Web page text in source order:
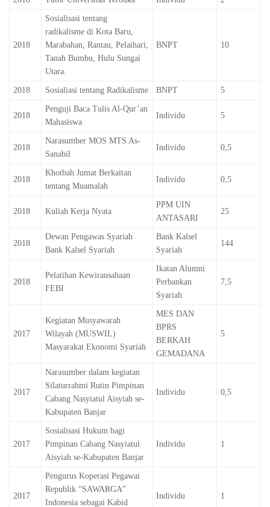
2018
Sosialisasi tentang
radikalisme di Kota Baru,
Marabahan, Rantau, Pelaihari,
Tanah Bumbu, Hulu Sungai
Utara.
BNPT 10
2018 Sosialiasi tentang Radikalisme BNPT 5
2018
Penguji Baca Tulis Al-Qur’an
Mahasiswa
Individu 5
2018
Narasumber MOS MTS As-
Sanabil
Individu 0,5
2018
Khotbah Jumat Berkaitan
tentang Muamalah
Individu 0,5
2018 Kuliah Kerja Nyata
PPM UIN
ANTASARI
25
2018
Dewan Pengawas Syariah
Bank Kalsel Syariah
Bank Kalsel
Syariah
144
2018
Pelatihan Kewirausahaan
FEBI
Ikatan Alumni
Perbankan
Syariah
7,5
2017
Kegiatan Musyawarah
Wilayah (MUSWIL)
Masyarakat Ekonomi Syariah
MES DAN
BPRS
BERKAH
GEMADANA
5
2017
Narasumber dalam kegiatan
Silaturrahmi Rutin Pimpinan
Cabang Nasyiatul Aisyiah se-
Kabupaten Banjar
Individu 0,5
2017
Sosialisasi Hukum bagi
Pimpinan Cabang Nasyiatul
Aisyiah se-Kabupaten Banjar
Individu 1
2017
Pengurus Koperasi Pegawai
Republik “SAWARGA”
Indonesia sebagai Kabid
Individu 1